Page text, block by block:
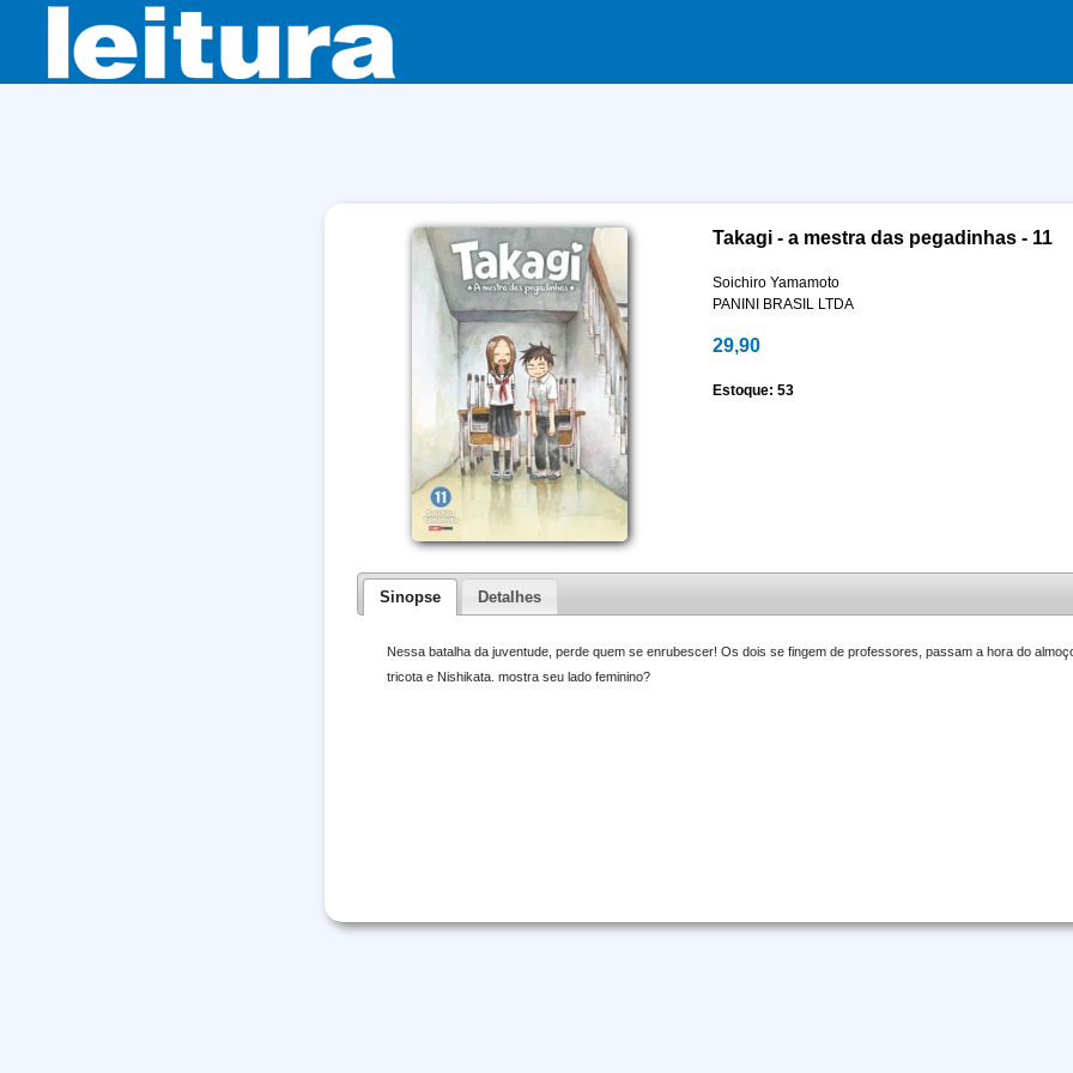
Takagi - a mestra das pegadinhas - 11
Soichiro Yamamoto
PANINI BRASIL LTDA
29,90
Estoque: 53
Sinopse Detalhes
Nessa batalha da juventude, perde quem se enrubescer! Os dois se fingem de professores, passam a hora do
tricota e Nishikata. mostra seu lado feminino?